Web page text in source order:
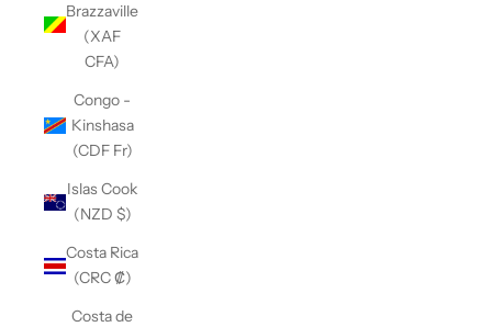
Brazzaville
(XAF
CFA)
Congo -
Kinshasa
(CDF Fr)
Islas Cook
(NZD $)
Costa Rica
(CRC ₡)
Costa de